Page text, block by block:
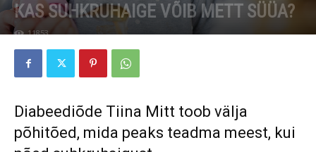
KAS SUHKRUHAIGE VÕIB METT SÜÜA?
11853
Diabeediõde Tiina Mitt toob välja
põhitõed, mida peaks teadma meest, kui